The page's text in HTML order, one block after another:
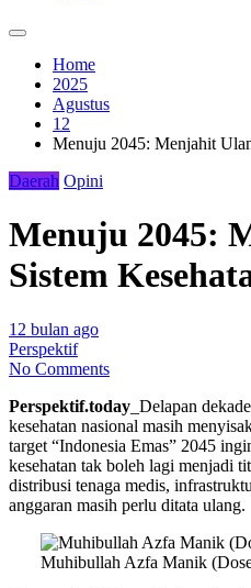
Home
2025
Agustus
12
Menuju 2045: Menjahit
Daerah Opini
Menuju 2045:
Sistem
12 bulan ago
Perspektif
No Comments
Perspektif.today _Delapan
kesehatan nasional masih
target “Indonesia Emas” 2045
kesehatan tak boleh lagi menjadi
distribusi tenaga medis,
anggaran masih perlu ditata ulang.
Muhibullah Azfa Manik